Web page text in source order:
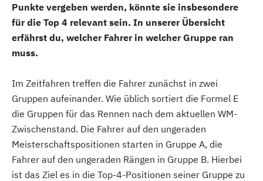
Punkte vergeben werden, könnte sie insbesondere
für die Top 4 relevant sein. In unserer Übersicht
erfährst du, welcher Fahrer in welcher Gruppe ran
muss.
Im Zeitfahren treffen die Fahrer zunächst in zwei
Gruppen aufeinander. Wie üblich sortiert die Formel E
die Gruppen für das Rennen nach dem aktuellen WM-
Zwischenstand. Die Fahrer auf den ungeraden
Meisterschaftspositionen starten in Gruppe A, die
Fahrer auf den ungeraden Rängen in Gruppe B. Hierbei
ist das Ziel es in die Top-4-Positionen seiner Gruppe zu